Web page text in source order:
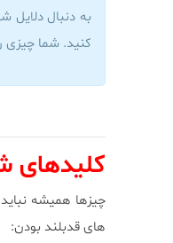
به دنبال دلایل
كنید. شما چیزی
کلیدهای
چیزها همیشه
های قدبلند بودن: